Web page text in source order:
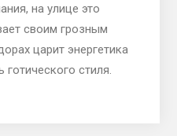
на улице это
своим грозным
царит энергетика
стиля.